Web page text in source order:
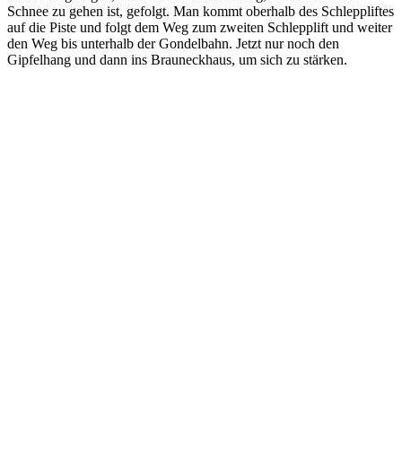
Schnee zu gehen ist, gefolgt. Man kommt oberhalb des Schleppliftes
auf die Piste und folgt dem Weg zum zweiten Schlepplift und weiter
den Weg bis unterhalb der Gondelbahn. Jetzt nur noch den
Gipfelhang und dann ins Brauneckhaus, um sich zu stärken.